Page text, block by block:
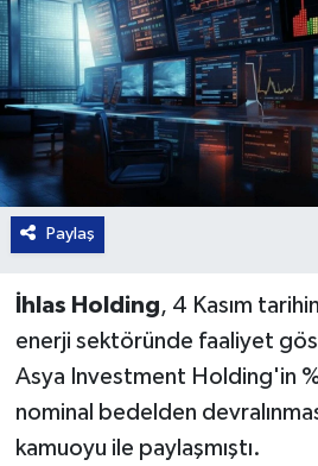
Paylaş
İhlas Holding, 4 Kasım
enerji sektöründe faaliyet
Asya Investment Holding'in
nominal bedelden
kamuoyu ile paylaşmıştı.